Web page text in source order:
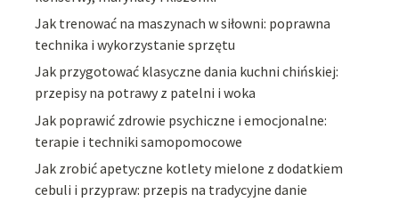
Jak trenować na maszynach w siłowni: poprawna
technika i wykorzystanie sprzętu
Jak przygotować klasyczne dania kuchni chińskiej:
przepisy na potrawy z patelni i woka
Jak poprawić zdrowie psychiczne i emocjonalne:
terapie i techniki samopomocowe
Jak zrobić apetyczne kotlety mielone z dodatkiem
cebuli i przypraw: przepis na tradycyjne danie